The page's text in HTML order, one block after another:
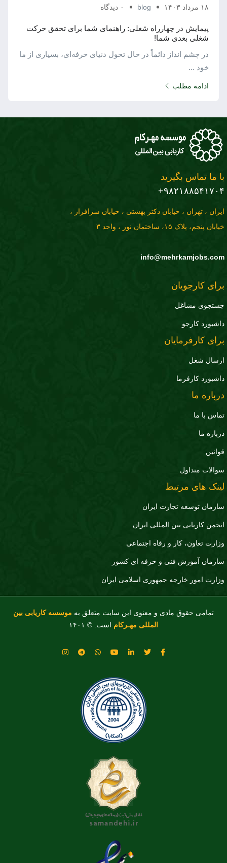
۱۸ مرداد ۱۴۰۳ blog ۰ دیدگاه
پیمایش در چهارراه شغلی: راهنمای شما برای تحقق حرکت
شغلی بعدی شما!
در چشم ‌انداز دائماً در حال تحول دنیای حرفه‌ای، بسیاری از ما
خود ...
ادامه مطلب
با ما تماس بگیرید
۹۸۲۱۸۸۵۴۱۷۰۴+
ایران ، تهران ، خیابان دکتر بهشتی ، خیابان سرافراز ،
خیابان پنجم، پلاک ۱۵، ساختمان نور ، واحد ۳
info@mehrkamjobs.com
برای کارجویان
جستجوی مشاغل
داشبورد کارجو
برای کارفرمایان
ارسال شغل
داشبورد کارفرما
درباره ما
تماس با ما
درباره ما
قوانین
سوالات متداول
لینک های مرتبط
سازمان توسعه تجارت ايران
انجمن کاریابی بین المللی ایران
وزارت تعاون، کار و رفاه اجتماعی
سازمان آموزش فنی و حرفه ای کشور
وزارت امور خارجه جمهوری اسلامی ایران
تمامی حقوق مادی و معنوی این سایت متعلق به موسسه کاریابی بین
المللی مهـرکام است. © ۱۴۰۱